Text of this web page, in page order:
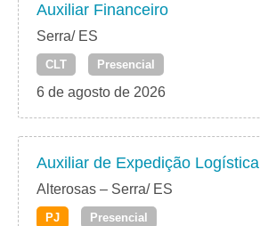
Auxiliar Financeiro
Serra/ ES
CLT Presencial
6 de agosto de 2026
Auxiliar de Expedição Logística
Alterosas – Serra/ ES
PJ Presencial